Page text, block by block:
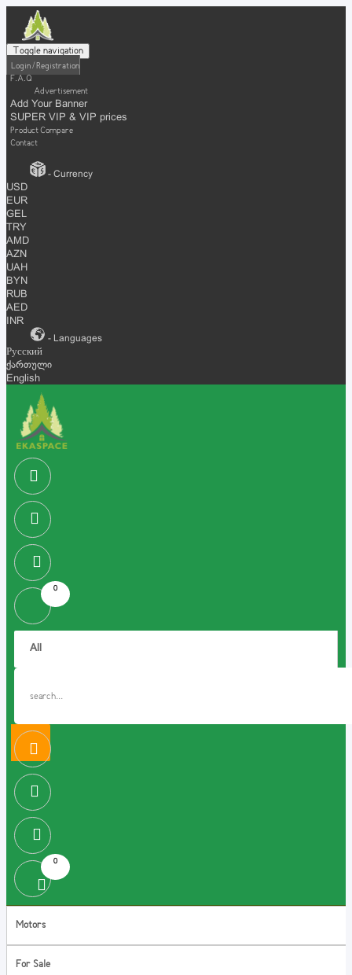
Toggle navigation
Login / Registration
F.A.Q
Advertisement
Add Your Banner
SUPER VIP & VIP prices
Product Compare
Contact
- Currency
USD
EUR
GEL
TRY
AMD
AZN
UAH
BYN
RUB
AED
INR
- Languages
Русский
ქართული
English
0
0
Motors
For Sale